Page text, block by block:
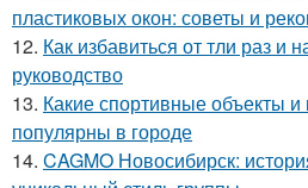
пластиковых окон: советы и
12. Как избавиться от тли раз и
руководство
13. Какие спортивные объекты
популярны в городе
14. CAGMO Новосибирск: